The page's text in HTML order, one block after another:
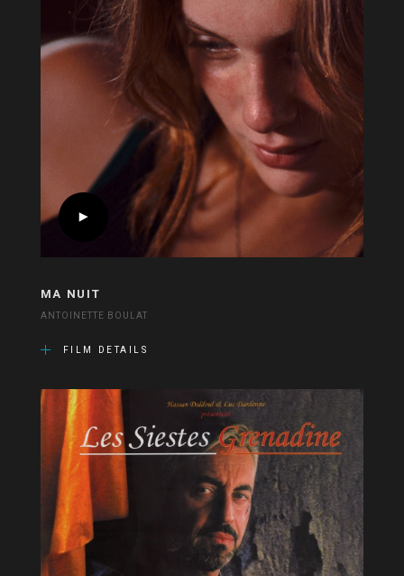
MA NUIT
ANTOINETTE BOULAT
FILM DETAILS